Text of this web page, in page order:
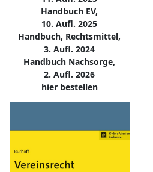
Handbuch EV,
10. Aufl. 2025
Handbuch, Rechtsmittel,
3. Aufl. 2024
Handbuch Nachsorge,
2. Aufl. 2026
hier bestellen